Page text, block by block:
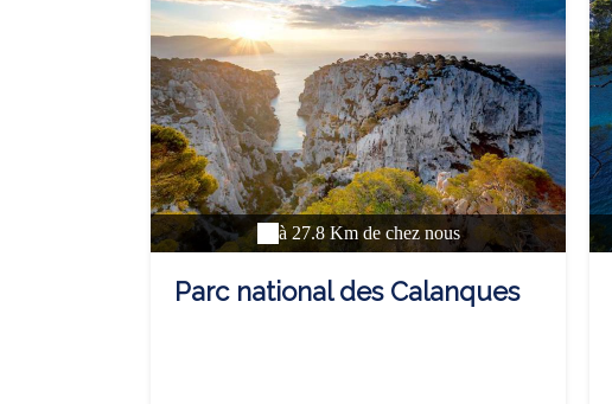
à 27.8 Km de chez nous
Parc national des Calanques